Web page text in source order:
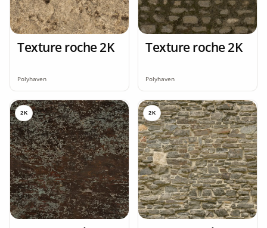
Texture roche 2K
Polyhaven
Texture roche 2K
Polyhaven
2K 2K